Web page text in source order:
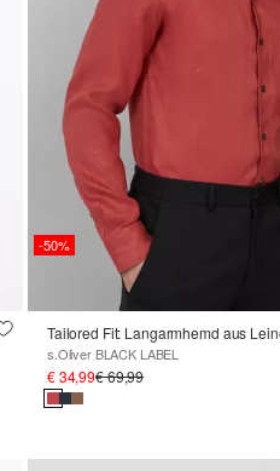
-50%
s.Oliver BLACK LABEL
€ 34,99€ 69,99